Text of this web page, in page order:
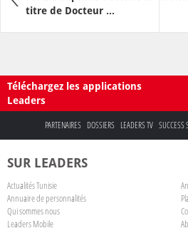
titre de Docteur ...
Téléchargez les applications
Leaders
PARTENAIRES DOSSIERS LEADERS TV SUCCESS
SUR LEADERS
Actualités Tunisie
Annuaire de personnalités
Qui sommes nous
Leaders Mobile